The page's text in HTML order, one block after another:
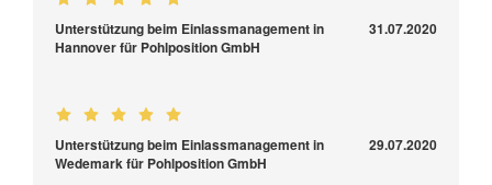
Unterstützung beim Einlassmanagement in
Hannover für Pohlposition GmbH
31.07.2020
Unterstützung beim Einlassmanagement in
Wedemark für Pohlposition GmbH
29.07.2020